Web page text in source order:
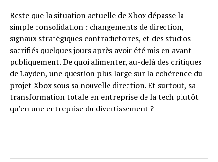
Reste que la situation actuelle de Xbox dépasse la
simple consolidation : changements de direction,
signaux stratégiques contradictoires, et des studios
sacrifiés quelques jours après avoir été mis en avant
publiquement. De quoi alimenter, au-delà des critiques
de Layden, une question plus large sur la cohérence du
projet Xbox sous sa nouvelle direction. Et surtout, sa
transformation totale en entreprise de la tech plutôt
qu’en une entreprise du divertissement ?